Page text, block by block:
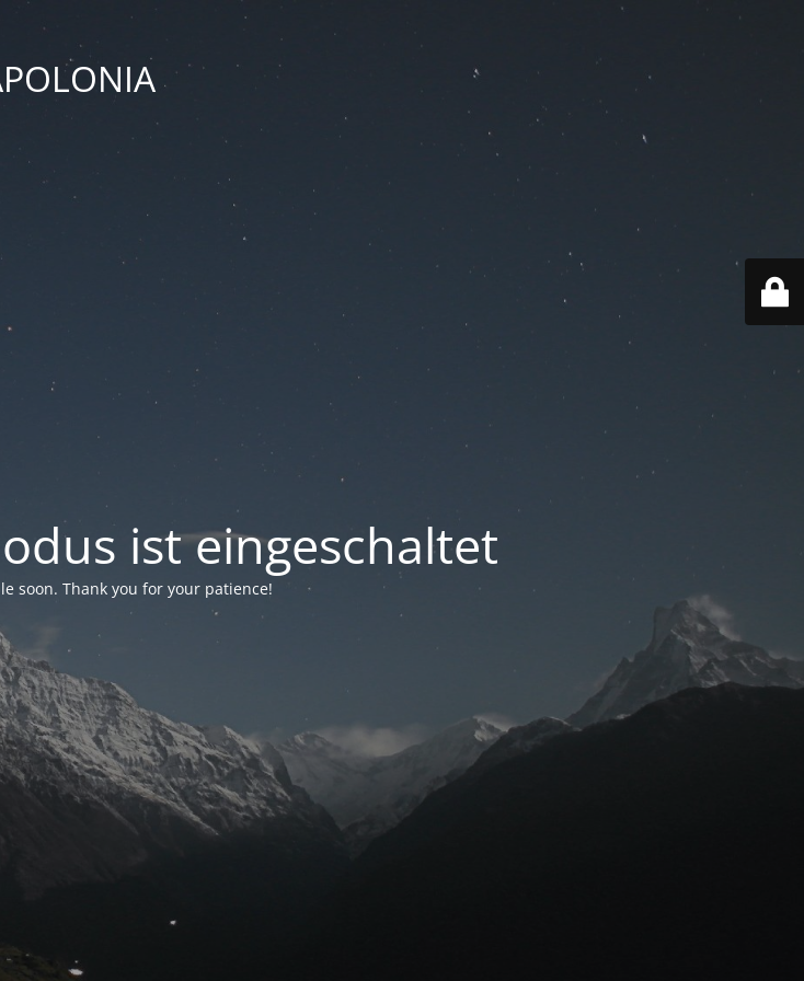
ist eingeschaltet
soon. Thank you for your patience!